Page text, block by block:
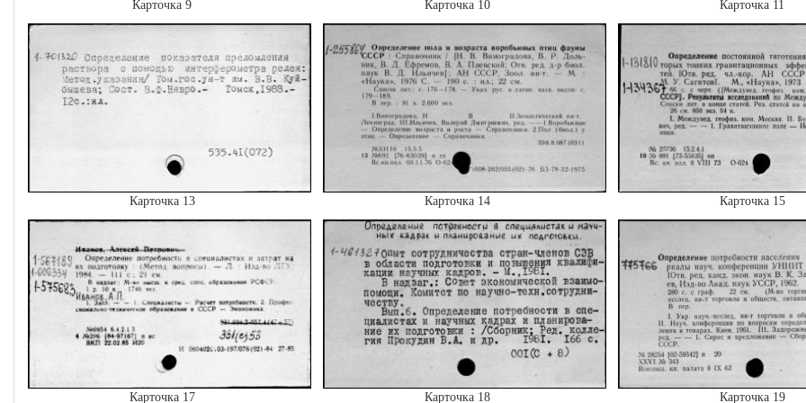
Карточка 9 Карточка 10 Карточка 11
Карточка 13 Карточка 14 Карточка 15
Карточка 17 Карточка 18 Карточка 19